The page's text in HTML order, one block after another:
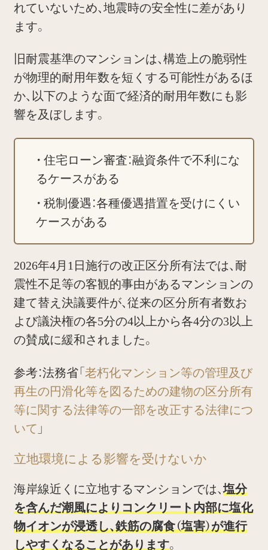
れていないため、地震時の安全性に差があり
ます。
旧耐震基準のマンションは、構造上の脆弱性
が物理的耐用年数を短くする可能性があるほ
か、以下のような面で経済的耐用年数にも影
響を及ぼします。
住宅ローン審査：融資条件で不利にな
るケースがある
税制優遇：各種優遇措置を受けにくい
ケースがある
2026年4月1日施行の改正区分所有法では、耐
震性不足等の客観的事由があるマンションの
建て替え決議要件が、従来の区分所有者数お
よび議決権の各5分の4以上から各4分の3以上
の賛成に緩和されました。
参考：法務省「老朽化マンション等の管理及び
再生の円滑化等を図るための建物の区分所有
等に関する法律等の一部を改正する法律につ
いて 」
立地環境による影響を受けないか
海岸線近くに立地するマンションでは、塩分
を含んだ潮風によりコンクリート内部に塩化
物イオンが浸透し、鉄筋の腐食（塩害）が進行
しやすくなることがあります。